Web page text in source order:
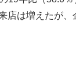
店は増えたが